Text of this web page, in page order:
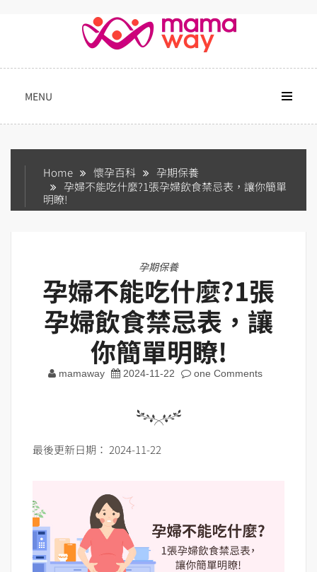
MENU
Home 懷孕百科
孕期保養
孕婦不能吃什麼?1張孕婦飲食禁忌表，讓你簡單
明瞭!
孕期保養
孕婦不能吃什麼?1張
孕婦飲食禁忌表，讓
你簡單明瞭!
mamaway 2024-11-22 one Comments
最後更新日期： 2024-11-22